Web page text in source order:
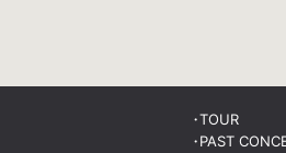
TOUR
PAST